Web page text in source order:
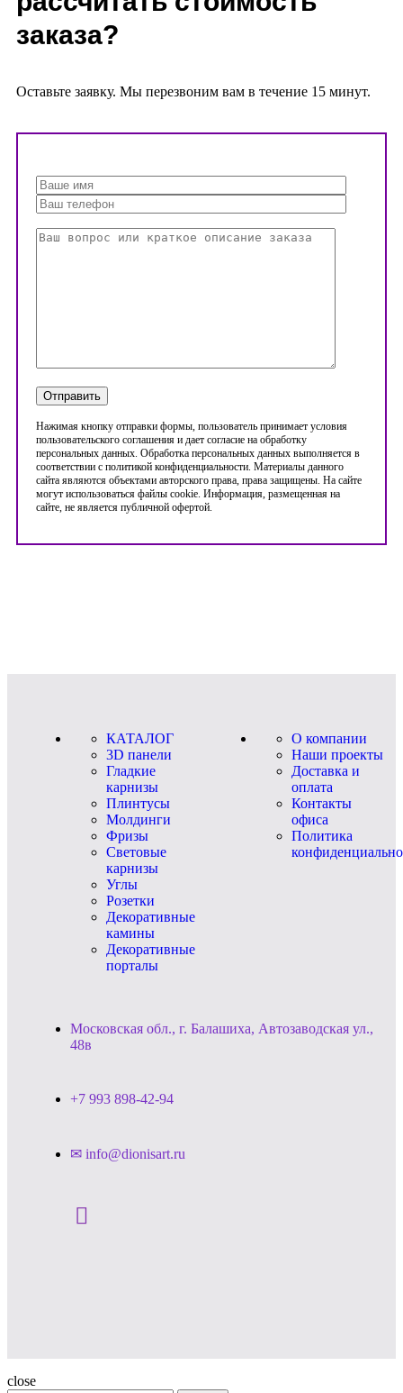
заказа?
Оставьте заявку. Мы перезвоним вам в течение 15 минут.
Нажимая кнопку отправки формы, пользователь принимает условия
пользовательского соглашения и дает согласие на обработку
персональных данных. Обработка персональных данных выполняется в
соответствии с политикой конфиденциальности. Материалы данного
сайта являются объектами авторского права, права защищены. На сайте
могут использоваться файлы cookie. Информация, размещенная на
сайте, не является публичной офертой.
КАТАЛОГ
3D панели
Гладкие
карнизы
Плинтусы
Молдинги
Фризы
Световые
карнизы
Углы
Розетки
Декоративные
камины
Декоративные
порталы
О компании
Наши проекты
Доставка и
оплата
Контакты
офиса
Политика
Московская обл., г. Балашиха, Автозаводская ул.,
48в
+7 993 898-42-94
✉ info@dionisart.ru
close